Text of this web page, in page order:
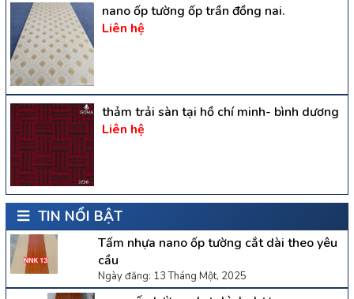
nano ốp tường ốp trần đồng nai.
Liên hệ
thảm trải sàn tại hồ chí minh- bình dương
Liên hệ
TIN NỔI BẬT
Tấm nhựa nano ốp tường cắt dài theo yêu
cầu
Ngày đăng: 13 Tháng Một, 2025